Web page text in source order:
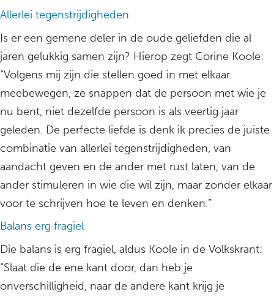
Allerlei tegenstrijdigheden
Is er een gemene deler in de oude geliefden die al
jaren gelukkig samen zijn? Hierop zegt Corine Koole:
“Volgens mij zijn die stellen goed in met elkaar
meebewegen, ze snappen dat de persoon met wie je
nu bent, niet dezelfde persoon is als veertig jaar
geleden. De perfecte liefde is denk ik precies de juiste
combinatie van allerlei tegenstrijdigheden, van
aandacht geven en de ander met rust laten, van de
ander stimuleren in wie die wil zijn, maar zonder elkaar
voor te schrijven hoe te leven en denken.”
Balans erg fragiel
Die balans is erg fragiel, aldus Koole in de Volkskrant:
“Slaat die de ene kant door, dan heb je
onverschilligheid, naar de andere kant krijg je